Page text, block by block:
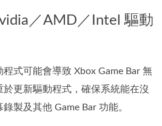
／AMD／Intel 驅動
式可能會導致 Xbox Game Bar 無
更新驅動程式，確保系統能在沒
製及其他 Game Bar 功能。